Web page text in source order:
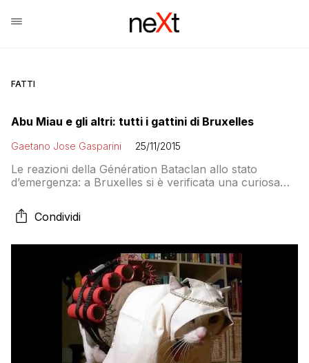
FATTI
Abu Miau e gli altri: tutti i gattini di Bruxelles
Gaetano Jose Gasparini 25/11/2015
Le reazioni della Génération Bataclan allo stato
d’emergenza: a Bruxelles si è verificata una curiosa
civile tanto nella forma quanto nel contenuto,
un’intesa e un’informalità nata da un contesto estremo
Condividi